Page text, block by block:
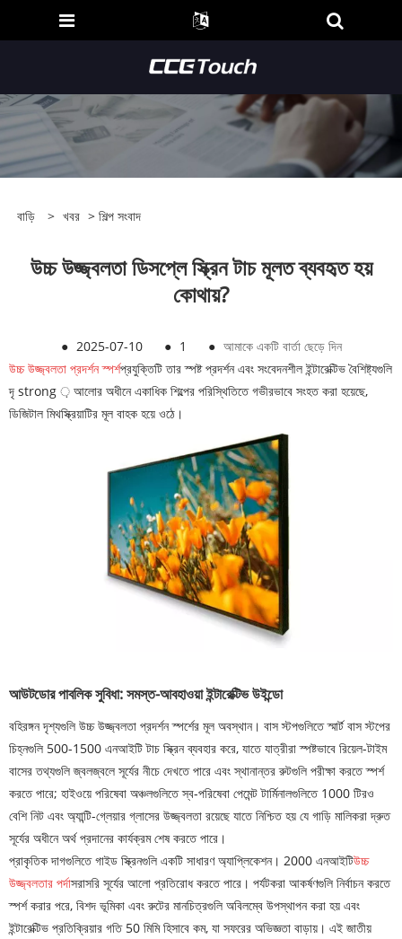
বাড়ি > খবর > শিল্প সংবাদ
উচ্চ উজ্জ্বলতা ডিসপ্লে স্ক্রিন টাচ মূলত ব্যবহৃত হয়
কোথায়?
● 2025-07-10 ● 1 ● আমাকে একটি বার্তা ছেড়ে দিন
উচ্চ উজ্জ্বলতা প্রদর্শন স্পর্শপ্রযুক্তিটি তার স্পষ্ট প্রদর্শন এবং সংবেদনশীল ইন্টারেক্টিভ বৈশিষ্ট্যগুলি
দৃ strong ় আলোর অধীনে একাধিক শিল্পের পরিস্থিতিতে গভীরভাবে সংহত করা হয়েছে,
ডিজিটাল মিথস্ক্রিয়াটির মূল বাহক হয়ে ওঠে।
আউটডোর পাবলিক সুবিধা: সমস্ত-আবহাওয়া ইন্টারেক্টিভ উইন্ডো
বহিরঙ্গন দৃশ্যগুলি উচ্চ উজ্জ্বলতা প্রদর্শন স্পর্শের মূল অবস্থান। বাস স্টপগুলিতে স্মার্ট বাস স্টপের
চিহ্নগুলি 500-1500 এনআইটি টাচ স্ক্রিন ব্যবহার করে, যাতে যাত্রীরা স্পষ্টভাবে রিয়েল-টাইম
বাসের তথ্যগুলি জ্বলজ্বলে সূর্যের নীচে দেখতে পারে এবং স্থানান্তর রুটগুলি পরীক্ষা করতে স্পর্শ
করতে পারে; হাইওয়ে পরিষেবা অঞ্চলগুলিতে স্ব-পরিষেবা পেমেন্ট টার্মিনালগুলিতে 1000 টিরও
বেশি নিট এবং অ্যান্টি-গ্লেয়ার গ্লাসের উজ্জ্বলতা রয়েছে যাতে নিশ্চিত হয় যে গাড়ি মালিকরা দ্রুত
সূর্যের অধীনে অর্থ প্রদানের কার্যক্রম শেষ করতে পারে।
প্রাকৃতিক দাগগুলিতে গাইড স্ক্রিনগুলি একটি সাধারণ অ্যাপ্লিকেশন। 2000 এনআইটিউচ্চ
উজ্জ্বলতার পর্দাসরাসরি সূর্যের আলো প্রতিরোধ করতে পারে। পর্যটকরা আকর্ষণগুলি নির্বাচন করতে
স্পর্শ করার পরে, বিশদ ভূমিকা এবং রুটের মানচিত্রগুলি অবিলম্বে উপস্থাপন করা হয় এবং
ইন্টারেক্টিভ প্রতিক্রিয়ার গতি 50 মিমি হিসাবে কম, যা সফরের অভিজ্ঞতা বাড়ায়। এই জাতীয়